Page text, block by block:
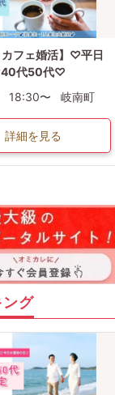
カフェ婚活】♡平日
代50代♡
18:30〜 岐南町
詳細を見る
グ